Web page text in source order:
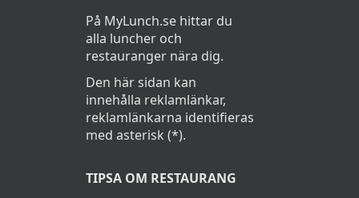
På MyLunch.se hittar du
alla luncher och
restauranger nära dig.
Den här sidan kan
innehålla reklamlänkar,
reklamlänkarna identifieras
med asterisk (*).
TIPSA OM RESTAURANG